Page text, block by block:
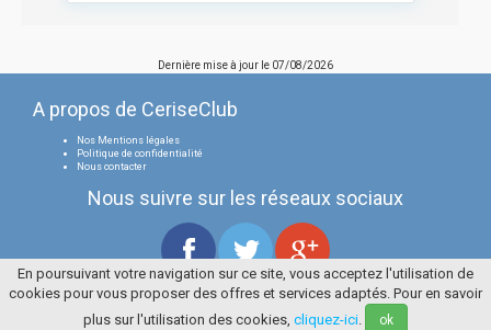
Dernière mise à jour le 07/08/2026
A propos de CeriseClub
Nos Mentions légales
Politique de confidentialité
Nous contacter
Nous suivre sur les réseaux sociaux
Tous droits réservés
La Cerise Bleue 2006 / 2026
En poursuivant votre navigation sur ce site, vous acceptez l'utilisation de
cookies pour vous proposer des offres et services adaptés. Pour en savoir
plus sur l'utilisation des cookies, cliquez-ici ok